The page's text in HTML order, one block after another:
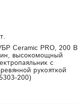
Ceramic PRO, 200
высокомощный
с
рукояткой
200)